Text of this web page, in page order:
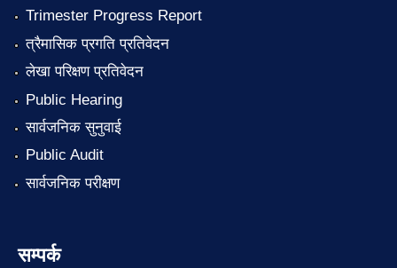
Trimester Progress Report
त्रैमासिक प्रगति प्रतिवेदन
लेखा परिक्षण प्रतिवेदन
Public Hearing
सार्वजनिक सुनुवाई
Public Audit
सार्वजनिक परीक्षण
सम्पर्क